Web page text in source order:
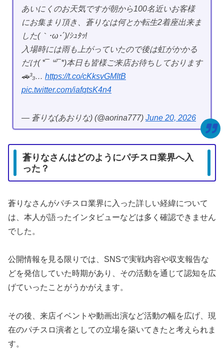
あいにくのお天気ですが朝から100名近いお客様
にお集まり頂き、蒼りなは何とか転生2着座出来ま
した(｀･ω･´)/ｼｭﾀｯ!
入場時には雨も上がっていたので後は虹がかかる
だけ( *¯ ꒳¯*)本日も皆様ご来店お待ちしております
🚗³₃… https://t.co/cKksvGMItB
pic.twitter.com/iafqtsK4n4
— 蒼りな(あおりな) (@aorina777) June 20, 2026
蒼りなさんはどのようにパチスロ業界へ入
った？
蒼りなさんがパチスロ業界に入った詳しい経緯について
は、本人が語ったインタビューなどは多く確認できません
でした。
公開情報を見る限りでは、SNSで実戦内容や収支報告な
どを発信していた時期があり、その活動を通じて認知を広
げていったことがうかがえます。
その後、来店イベントや動画出演など活動の幅を広げ、現
在のパチスロ演者としての立場を築いてきたと考えられま
す。